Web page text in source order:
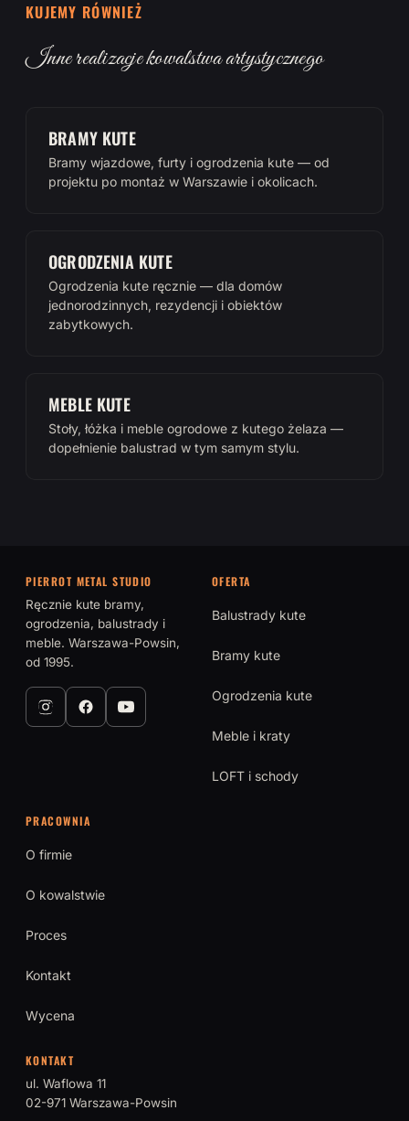
KUJEMY RÓWNIEŻ
Inne realizacje kowalstwa artystycznego
BRAMY KUTE
Bramy wjazdowe, furty i ogrodzenia kute — od
projektu po montaż w Warszawie i okolicach.
OGRODZENIA KUTE
Ogrodzenia kute ręcznie — dla domów
jednorodzinnych, rezydencji i obiektów
zabytkowych.
MEBLE KUTE
Stoły, łóżka i meble ogrodowe z kutego żelaza —
dopełnienie balustrad w tym samym stylu.
PIERROT METAL STUDIO
Ręcznie kute bramy,
ogrodzenia, balustrady i
meble. Warszawa-Powsin,
od 1995.
OFERTA
Balustrady kute
Bramy kute
Ogrodzenia kute
Meble i kraty
LOFT i schody
PRACOWNIA
O firmie
O kowalstwie
Proces
Kontakt
Wycena
KONTAKT
ul. Waflowa 11
02-971 Warszawa-Powsin